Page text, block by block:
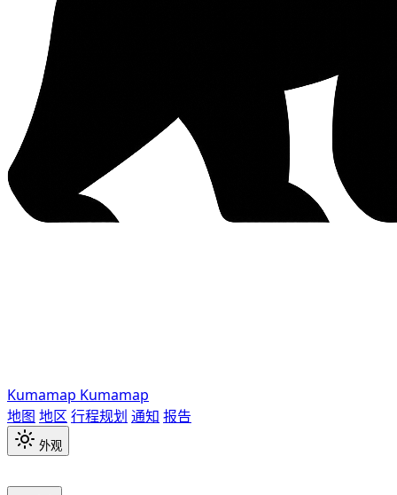
Kumamap Kumamap
地图 地区 行程规划 通知 报告
外观